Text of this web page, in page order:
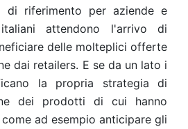
di riferimento per aziende e
attendono l'arrivo di
delle molteplici offerte
dai retailers. E se da un lato i
la propria strategia di
dei prodotti di cui hanno
ad esempio anticipare gli